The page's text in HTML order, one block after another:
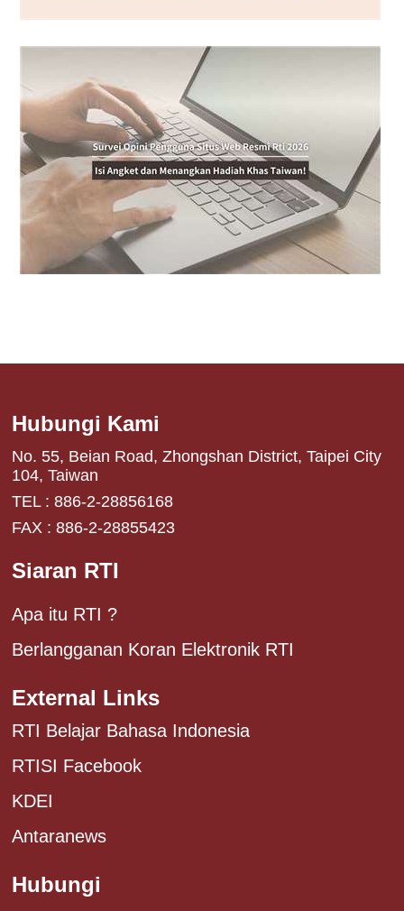
Hubungi Kami
No. 55, Beian Road, Zhongshan District, Taipei City
104, Taiwan
TEL : 886-2-28856168
FAX : 886-2-28855423
Siaran RTI
Apa itu RTI ?
Berlangganan Koran Elektronik RTI
External Links
RTI Belajar Bahasa Indonesia
RTISI Facebook
KDEI
Antaranews
Hubungi